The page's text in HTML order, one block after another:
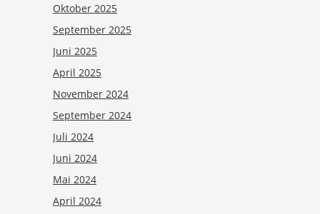
Oktober 2025
September 2025
Juni 2025
April 2025
November 2024
September 2024
Juli 2024
Juni 2024
Mai 2024
April 2024